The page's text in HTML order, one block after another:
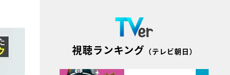
視聴ランキング （テレビ朝日）